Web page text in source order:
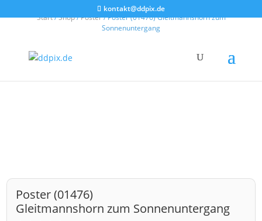
kontakt@ddpix.de
Start/Shop/Poster/ Poster (01476) Gleitmannshorn zum
Sonnenuntergang
Poster (01476)
Gleitmannshorn zum Sonnenuntergang